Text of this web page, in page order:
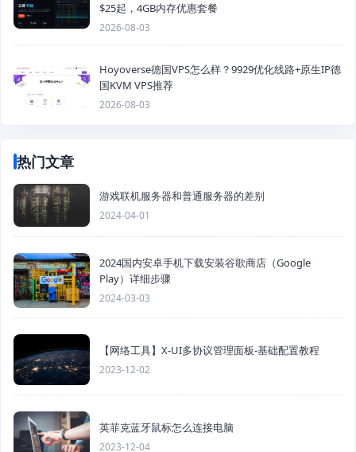
$25起，4GB内存优惠套餐
2026-08-03
Hoyoverse德国VPS怎么样？9929优化线路+原生IP德
国KVM VPS推荐
2026-08-03
热门文章
游戏联机服务器和普通服务器的差别
2024-04-01
2024国内安卓手机下载安装谷歌商店（Google
Play）详细步骤
2024-03-03
【网络工具】X-UI多协议管理面板-基础配置教程
2023-12-02
英菲克蓝牙鼠标怎么连接电脑
2023-12-04